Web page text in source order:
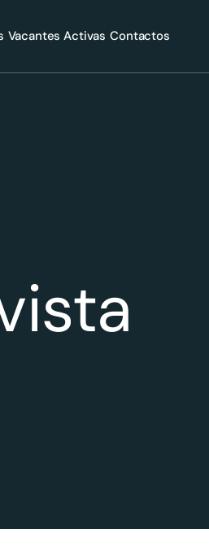
Vacantes Activas Contactos